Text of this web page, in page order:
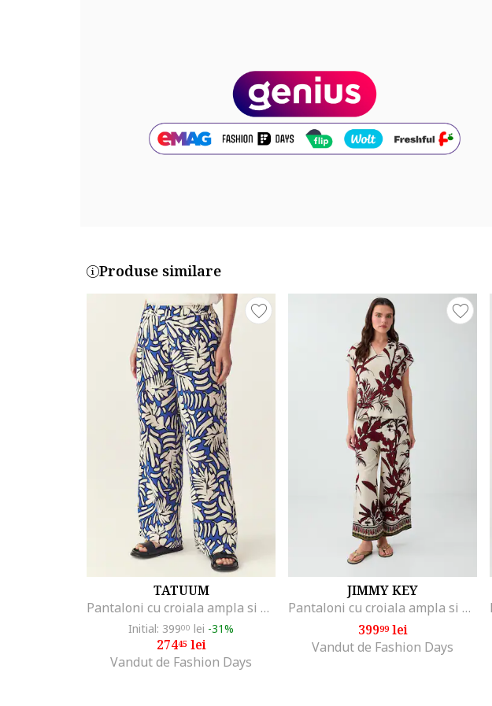
5SW183671-493
Produse similare
TATUUM
Pantaloni cu croiala ampla si model floral Namaliko, Alb/Albastru royal
Initial: 39900 lei -31%
27445lei
Vandut de Fashion Days
JIMMY KEY
Pantaloni cu croiala ampla si model floral, Bej/Rosu inchis
39999lei
Vandut de Fashion Days